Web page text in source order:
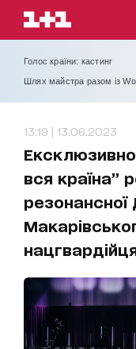
Голос країни: кастинг
Шлях майстра разом із
13:19 | 13.06.2023
вся країна”